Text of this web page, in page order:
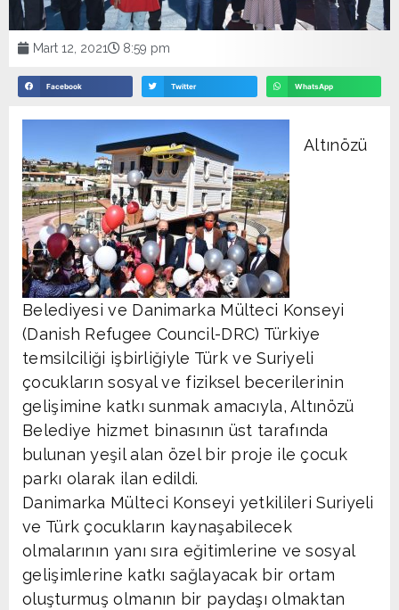
Mart 12, 2021 8:59 pm
Facebook Twitter WhatsApp
Altınözü
Belediyesi ve Danimarka Mülteci Konseyi
(Danish Refugee Council-DRC) Türkiye
temsilciliği işbirliğiyle Türk ve Suriyeli
çocukların sosyal ve fiziksel becerilerinin
gelişimine katkı sunmak amacıyla, Altınözü
Belediye hizmet binasının üst tarafında
bulunan yeşil alan özel bir proje ile çocuk
parkı olarak ilan edildi.
Danimarka Mülteci Konseyi yetkilileri Suriyeli
ve Türk çocukların kaynaşabilecek
olmalarının yanı sıra eğitimlerine ve sosyal
gelişimlerine katkı sağlayacak bir ortam
oluşturmuş olmanın bir paydaşı olmaktan